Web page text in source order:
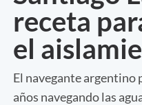
receta
el
El navegante argentino
años navegando las